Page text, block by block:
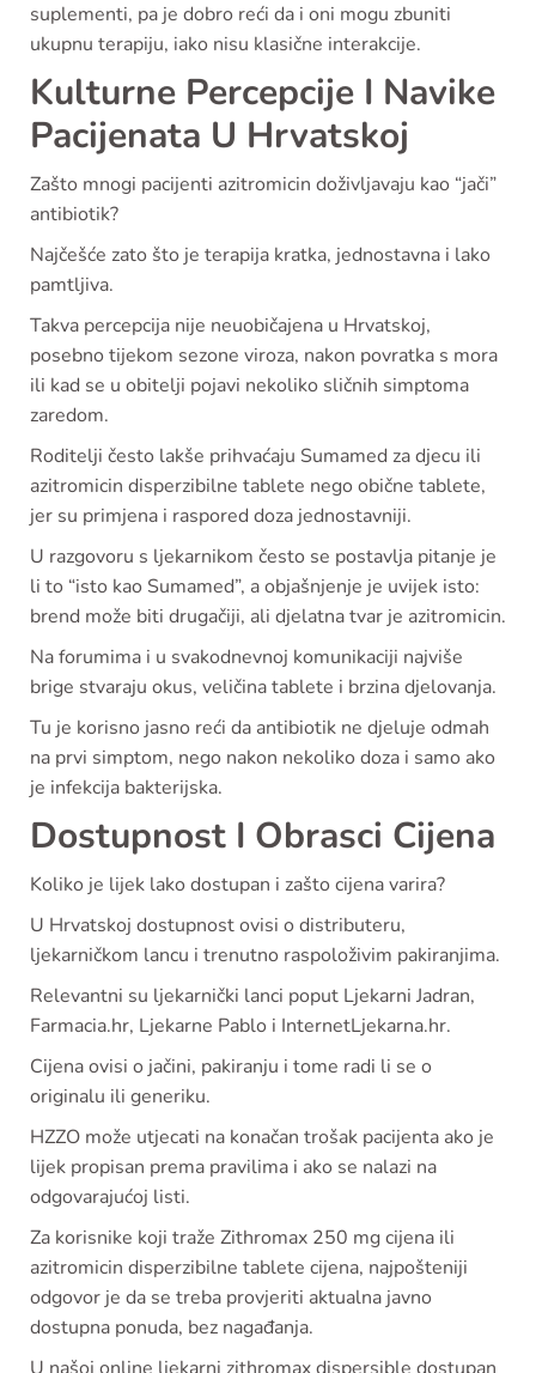
suplementi, pa je dobro reći da i oni mogu zbuniti
ukupnu terapiju, iako nisu klasične interakcije.
Kulturne Percepcije I Navike
Pacijenata U Hrvatskoj
Zašto mnogi pacijenti azitromicin doživljavaju kao “jači”
antibiotik?
Najčešće zato što je terapija kratka, jednostavna i lako
pamtljiva.
Takva percepcija nije neuobičajena u Hrvatskoj,
posebno tijekom sezone viroza, nakon povratka s mora
ili kad se u obitelji pojavi nekoliko sličnih simptoma
zaredom.
Roditelji često lakše prihvaćaju Sumamed za djecu ili
azitromicin disperzibilne tablete nego obične tablete,
jer su primjena i raspored doza jednostavniji.
U razgovoru s ljekarnikom često se postavlja pitanje je
li to “isto kao Sumamed”, a objašnjenje je uvijek isto:
brend može biti drugačiji, ali djelatna tvar je azitromicin.
Na forumima i u svakodnevnoj komunikaciji najviše
brige stvaraju okus, veličina tablete i brzina djelovanja.
Tu je korisno jasno reći da antibiotik ne djeluje odmah
na prvi simptom, nego nakon nekoliko doza i samo ako
je infekcija bakterijska.
Dostupnost I Obrasci Cijena
Koliko je lijek lako dostupan i zašto cijena varira?
U Hrvatskoj dostupnost ovisi o distributeru,
ljekarničkom lancu i trenutno raspoloživim pakiranjima.
Relevantni su ljekarnički lanci poput Ljekarni Jadran,
Farmacia.hr, Ljekarne Pablo i InternetLjekarna.hr.
Cijena ovisi o jačini, pakiranju i tome radi li se o
originalu ili generiku.
HZZO može utjecati na konačan trošak pacijenta ako je
lijek propisan prema pravilima i ako se nalazi na
odgovarajućoj listi.
Za korisnike koji traže Zithromax 250 mg cijena ili
azitromicin disperzibilne tablete cijena, najpošteniji
odgovor je da se treba provjeriti aktualna javno
dostupna ponuda, bez nagađanja.